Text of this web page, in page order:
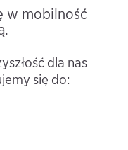
w mobilność
dla nas
się do: